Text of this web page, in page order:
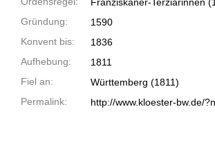
Gründung:
1590
Konvent bis:
1836
Aufhebung:
1811
Fiel an:
Württemberg (1811)
Permalink:
http://www.kloester-bw.de/